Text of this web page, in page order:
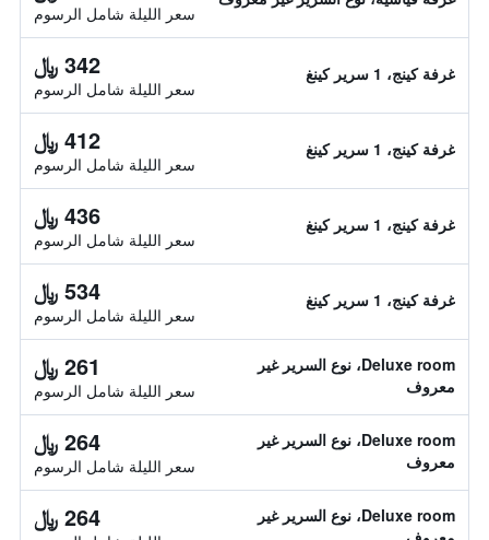
سعر الليلة شامل الرسوم
غرفة كينج، 1 سرير كينغ 342 ﷼
سعر الليلة شامل الرسوم
غرفة كينج، 1 سرير كينغ 412 ﷼
سعر الليلة شامل الرسوم
غرفة كينج، 1 سرير كينغ 436 ﷼
سعر الليلة شامل الرسوم
غرفة كينج، 1 سرير كينغ 534 ﷼
سعر الليلة شامل الرسوم
Deluxe room، نوع السرير غير
معروف
261 ﷼
سعر الليلة شامل الرسوم
Deluxe room، نوع السرير غير
معروف
264 ﷼
سعر الليلة شامل الرسوم
Deluxe room، نوع السرير غير
264 ﷼